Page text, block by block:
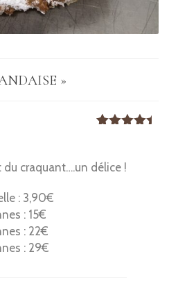
»
sur
craquant….un délice !
: 3,90€
: 15€
: 22€
: 29€